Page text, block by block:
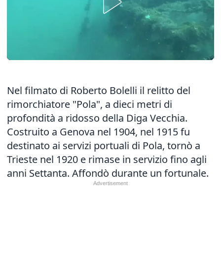
Nel filmato di Roberto Bolelli il relitto del
rimorchiatore "Pola", a dieci metri di
profondità a ridosso della Diga Vecchia.
Costruito a Genova nel 1904, nel 1915 fu
destinato ai servizi portuali di Pola, tornò a
Trieste nel 1920 e rimase in servizio fino agli
anni Settanta. Affondò durante un fortunale.